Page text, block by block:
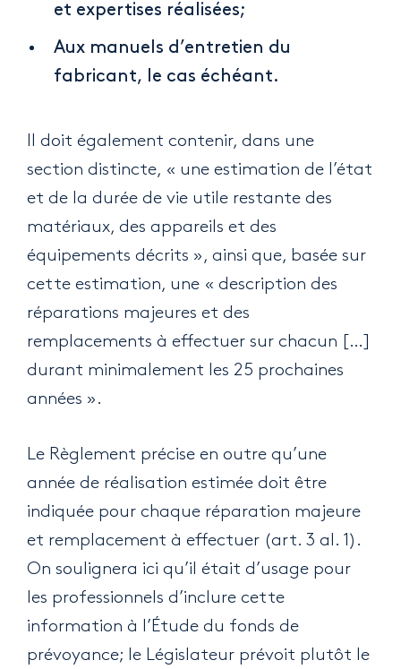
et expertises réalisées;
Aux manuels d’entretien du
fabricant, le cas échéant.
Il doit également contenir, dans une
section distincte, « une estimation de l’état
et de la durée de vie utile restante des
matériaux, des appareils et des
équipements décrits », ainsi que, basée sur
cette estimation, une « description des
réparations majeures et des
remplacements à effectuer sur chacun […]
durant minimalement les 25 prochaines
années ».
Le Règlement précise en outre qu’une
année de réalisation estimée doit être
indiquée pour chaque réparation majeure
et remplacement à effectuer (art. 3 al. 1).
On soulignera ici qu’il était d’usage pour
les professionnels d’inclure cette
information à l’Étude du fonds de
prévoyance; le Législateur prévoit plutôt le